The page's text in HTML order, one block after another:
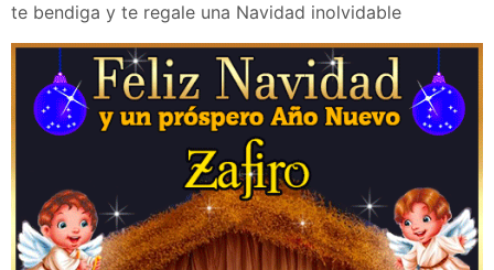
te bendiga y te regale una Navidad inolvidable